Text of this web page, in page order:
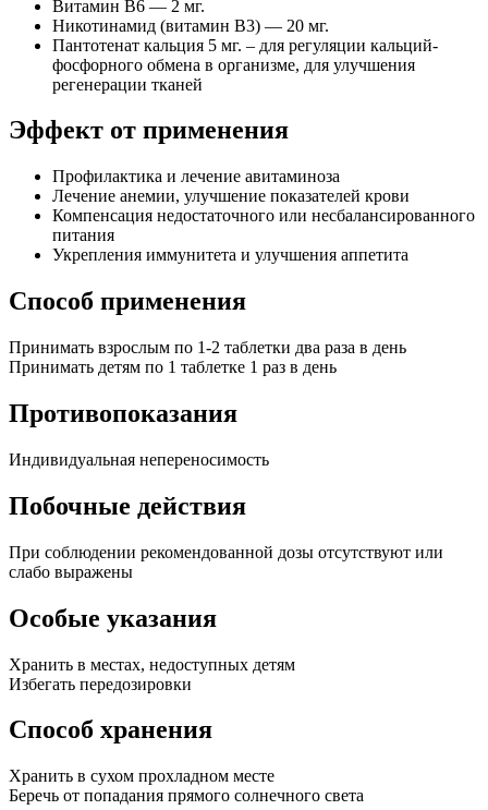
Витамин B6 — 2 мг.
Никотинамид (витамин B3) — 20 мг.
Пантотенат кальция 5 мг. – для регуляции кальций-
фосфорного обмена в организме, для улучшения
регенерации тканей
Эффект от применения
Профилактика и лечение авитаминоза
Лечение анемии, улучшение показателей крови
Компенсация недостаточного или несбалансированного
питания
Укрепления иммунитета и улучшения аппетита
Способ применения
Принимать взрослым по 1-2 таблетки два раза в день
Принимать детям по 1 таблетке 1 раз в день
Противопоказания
Индивидуальная непереносимость
Побочные действия
При соблюдении рекомендованной дозы отсутствуют или
слабо выражены
Особые указания
Хранить в местах, недоступных детям
Избегать передозировки
Способ хранения
Хранить в сухом прохладном месте
Беречь от попадания прямого солнечного света